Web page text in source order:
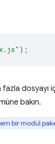
);
dosyayı
bakın.
bir modül